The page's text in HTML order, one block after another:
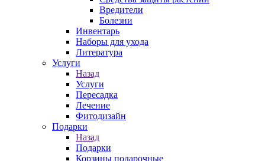
Вредители
Болезни
Инвентарь
Наборы для ухода
Литература
Услуги
Назад
Услуги
Пересадка
Лечение
Фитодизайн
Подарки
Назад
Подарки
Корзины подарочные